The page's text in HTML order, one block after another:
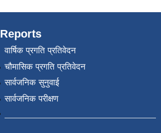
Reports
वार्षिक प्रगति प्रतिवेदन
चौमासिक प्रगति प्रतिवेदन
सार्वजनिक सुनुवाई
सार्वजनिक परीक्षण